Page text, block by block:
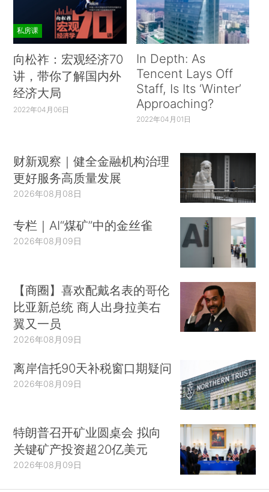
私房课
向松祚：宏观经济70
讲，带你了解国内外
经济大局
2022年04月06日
In Depth: As
Tencent Lays Off
Staff, Is Its ‘Winter’
Approaching?
2022年04月01日
财新观察｜健全金融机构治理
更好服务高质量发展
2026年08月08日
专栏｜AI“煤矿”中的金丝雀
2026年08月09日
【商圈】喜欢配戴名表的哥伦
比亚新总统 商人出身拉美右
翼又一员
2026年08月09日
离岸信托90天补税窗口期疑问
2026年08月09日
特朗普召开矿业圆桌会 拟向
关键矿产投资超20亿美元
2026年08月09日